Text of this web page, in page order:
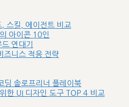
스킬, 에이전트 비교
아이콘 10인
연대기
즈니스 적응 전략
딩 솔로프리너 플레이북
한 UI 디자인 도구 TOP 4 비교